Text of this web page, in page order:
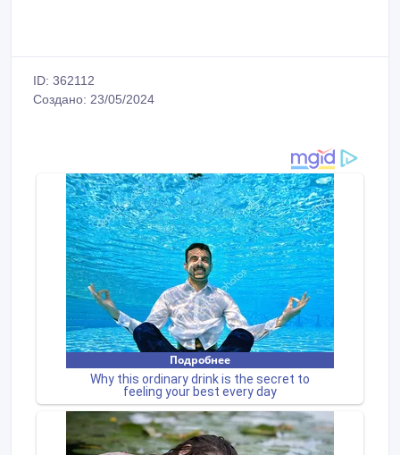
ID: 362112
Создано: 23/05/2024